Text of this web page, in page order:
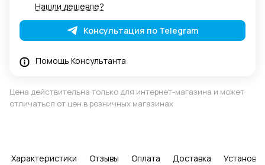
Нашли дешевле?
Консультация по Telegram
Помощь Консультанта
Цена действительна только для интернет-магазина и может
отличаться от цен в розничных магазинах
Характеристики Отзывы Оплата Доставка Установка